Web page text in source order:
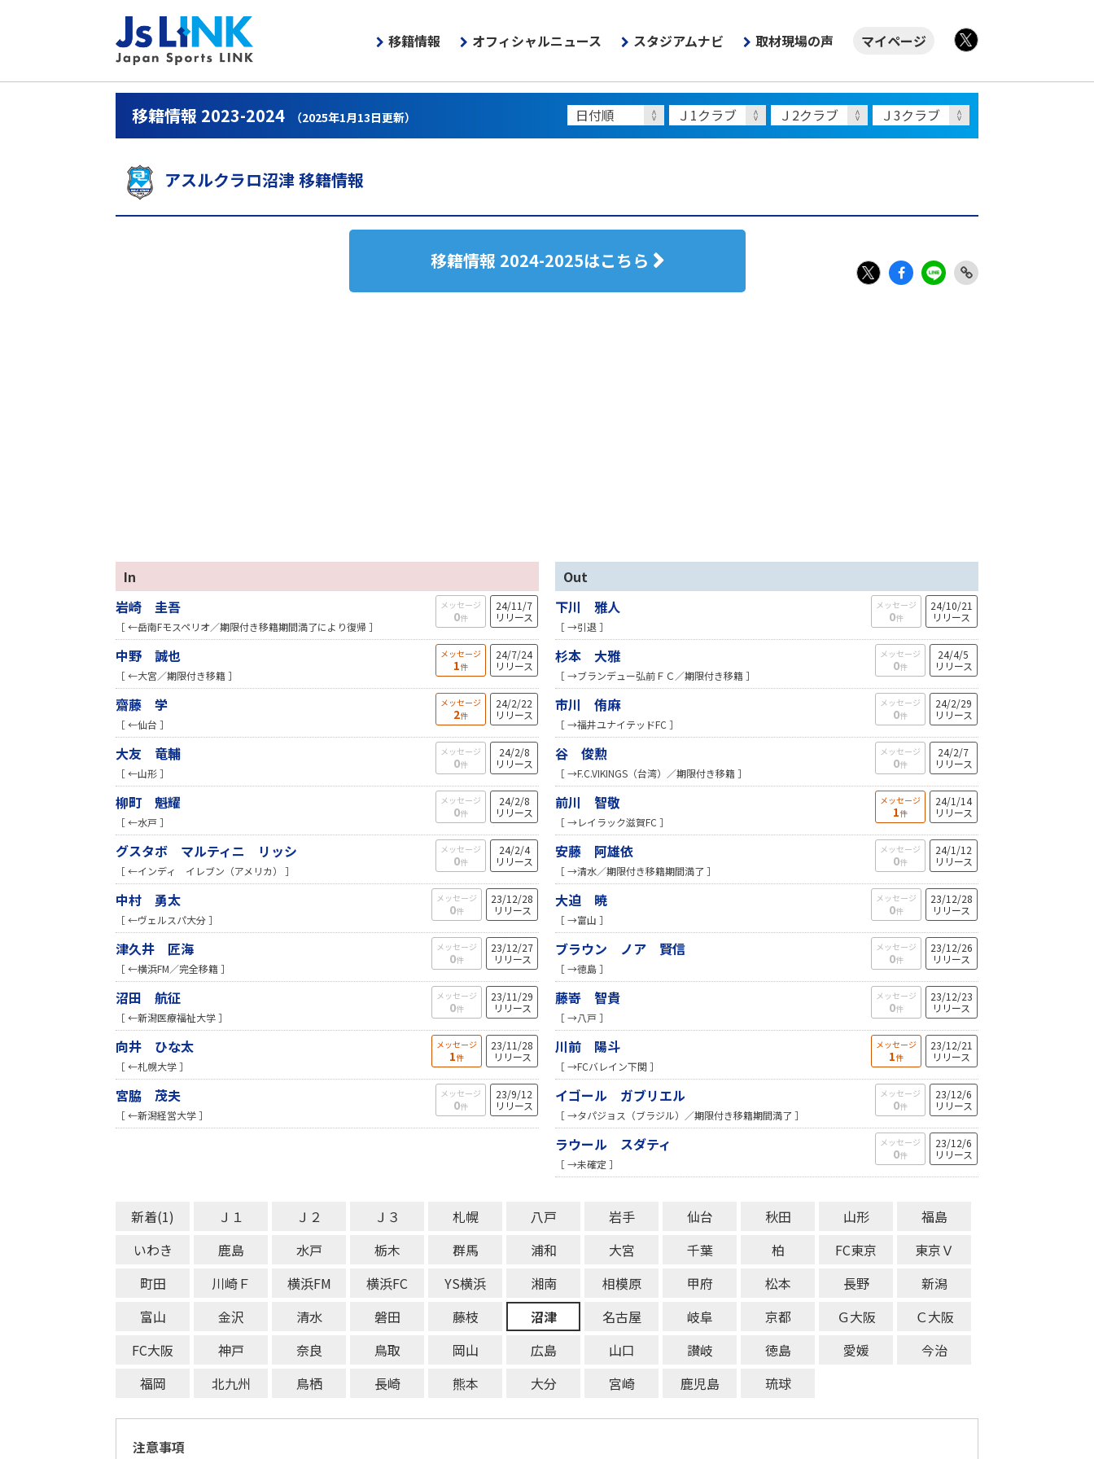
移籍情報 オフィシャルニュース スタジアムナビ 取材現場の声
マイページ
移籍情報 2023-2024 （2025年1月13日更新）
アスルクラロ沼津 移籍情報
移籍情報 2024-2025はこちら
In
岩崎 圭吾
［ ←岳南Fモスペリオ／期限付き移籍期間満了により復帰 ］
メッセージ
0件
24/11/7
リリース
中野 誠也
［ ←大宮／期限付き移籍 ］
メッセージ
1件
24/7/24
リリース
齋藤 学
［ ←仙台 ］
メッセージ
2件
24/2/22
リリース
大友 竜輔
［ ←山形 ］
メッセージ
0件
24/2/8
リリース
柳町 魁耀
［ ←水戸 ］
メッセージ
0件
24/2/8
リリース
グスタボ マルティニ リッシ
［ ←インディ イレブン（アメリカ） ］
メッセージ
0件
24/2/4
リリース
中村 勇太
［ ←ヴェルスパ大分 ］
メッセージ
0件
23/12/28
リリース
津久井 匠海
［ ←横浜FM／完全移籍 ］
メッセージ
0件
23/12/27
リリース
沼田 航征
［ ←新潟医療福祉大学 ］
メッセージ
0件
23/11/29
リリース
向井 ひな太
［ ←札幌大学 ］
メッセージ
1件
23/11/28
リリース
宮脇 茂夫
［ ←新潟経営大学 ］
メッセージ
0件
23/9/12
リリース
Out
下川 雅人
［ →引退 ］
メッセージ
0件
24/10/21
リリース
杉本 大雅
［ →ブランデュー弘前ＦＣ／期限付き移籍 ］
メッセージ
0件
24/4/5
リリース
市川 侑麻
［ →福井ユナイテッドFC ］
メッセージ
0件
24/2/29
リリース
谷 俊勲
［ →F.C.VIKINGS（台湾）／期限付き移籍 ］
メッセージ
0件
24/2/7
リリース
前川 智敬
［ →レイラック滋賀FC ］
メッセージ
1件
24/1/14
リリース
安藤 阿雄依
［ →清水／期限付き移籍期間満了 ］
メッセージ
0件
24/1/12
リリース
大迫 暁
［ →富山 ］
メッセージ
0件
23/12/28
リリース
ブラウン ノア 賢信
［ →徳島 ］
メッセージ
0件
23/12/26
リリース
藤嵜 智貴
［ →八戸 ］
メッセージ
0件
23/12/23
リリース
川前 陽斗
［ →FCバレイン下関 ］
メッセージ
1件
23/12/21
リリース
イゴール ガブリエル
［ →タパジョス（ブラジル）／期限付き移籍期間満了 ］
メッセージ
0件
23/12/6
リリース
ラウール スダティ
［ →未確定 ］
メッセージ
0件
23/12/6
リリース
新着(1) Ｊ１ Ｊ２ Ｊ３ 札幌 八戸 岩手 仙台 秋田 山形
福島
いわき
鹿島 水戸 栃木 群馬 浦和 大宮 千葉 柏 FC東京
東京Ｖ
町田
川崎Ｆ 横浜FM 横浜FC YS横浜 湘南 相模原 甲府 松本 長野
新潟
富山
金沢 清水 磐田 藤枝 沼津 名古屋 岐阜 京都 Ｇ大阪
Ｃ大阪
FC大阪
神戸 奈良 鳥取 岡山 広島 山口 讃岐 徳島 愛媛
今治
福岡
北九州 鳥栖 長崎 熊本 大分 宮崎 鹿児島 琉球
注意事項